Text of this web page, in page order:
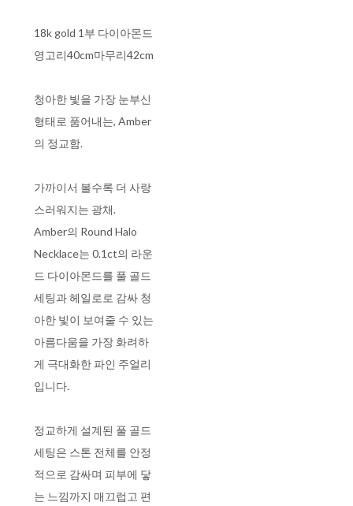
18k gold 1부 다이아몬드
영고리40cm마무리42cm
청아한 빛을 가장 눈부신
형태로 품어내는, Amber
의 정교함.
가까이서 볼수록 더 사랑
스러워지는 광채.
Amber의 Round Halo
Necklace는 0.1ct의 라운
드 다이아몬드를 풀 골드
세팅과 헤일로로 감싸 청
아한 빛이 보여줄 수 있는
아름다움을 가장 화려하
게 극대화한 파인 주얼리
입니다.
정교하게 설계된 풀 골드
세팅은 스톤 전체를 안정
적으로 감싸며 피부에 닿
는 느낌까지 매끄럽고 편